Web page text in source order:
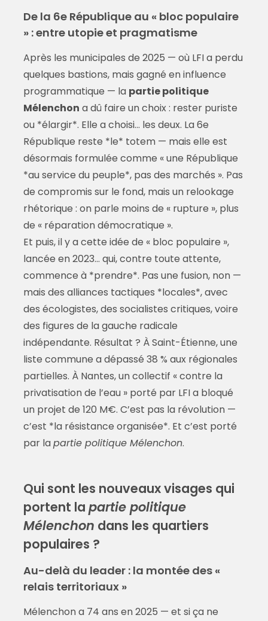
De la 6e République au « bloc populaire
» : entre utopie et pragmatisme
Après les municipales de 2025 — où LFI a perdu
quelques bastions, mais gagné en influence
programmatique — la partie politique
Mélenchon a dû faire un choix : rester puriste
ou *élargir*. Elle a choisi… les deux. La 6e
République reste *le* totem — mais elle est
désormais formulée comme « une République
*au service du peuple*, pas des marchés ». Pas
de compromis sur le fond, mais un relookage
rhétorique : on parle moins de « rupture », plus
de « réparation démocratique ».
Et puis, il y a cette idée de « bloc populaire »,
lancée en 2023… qui, contre toute attente,
commence à *prendre*. Pas une fusion, non —
mais des alliances tactiques *locales*, avec
des écologistes, des socialistes critiques, voire
des figures de la gauche radicale
indépendante. Résultat ? À Saint-Étienne, une
liste commune a dépassé 38 % aux régionales
partielles. À Nantes, un collectif « contre la
privatisation de l’eau » porté par LFI a bloqué
un projet de 120 M€. C’est pas la révolution —
c’est *la résistance organisée*. Et c’est porté
par lapartie politique Mélenchon.
Qui sont les nouveaux visages qui
portent la partie politique
Mélenchon dans les quartiers
populaires ?
Au-delà du leader : la montée des «
relais territoriaux »
Mélenchon a 74 ans en 2025 — et si ça ne